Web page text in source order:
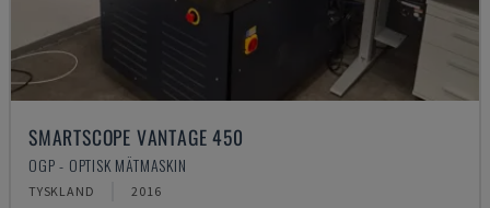
SMARTSCOPE VANTAGE 450
OGP - OPTISK MÄTMASKIN
TYSKLAND 2016